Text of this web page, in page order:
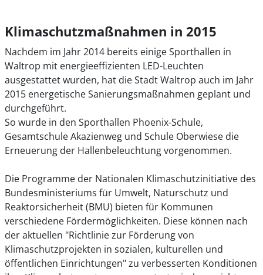
Klimaschutzmaßnahmen in 2015
Nachdem im Jahr 2014 bereits einige Sporthallen in
Waltrop mit energieeffizienten LED-Leuchten
ausgestattet wurden, hat die Stadt Waltrop auch im Jahr
2015 energetische Sanierungsmaßnahmen geplant und
durchgeführt.
So wurde in den Sporthallen Phoenix-Schule,
Gesamtschule Akazienweg und Schule Oberwiese die
Erneuerung der Hallenbeleuchtung vorgenommen.
Die Programme der Nationalen Klimaschutzinitiative des
Bundesministeriums für Umwelt, Naturschutz und
Reaktorsicherheit (BMU) bieten für Kommunen
verschiedene Fördermöglichkeiten. Diese können nach
der aktuellen "Richtlinie zur Förderung von
Klimaschutzprojekten in sozialen, kulturellen und
öffentlichen Einrichtungen" zu verbesserten Konditionen